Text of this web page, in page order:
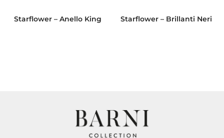
Starflower – Anello King Starflower – Brillanti Neri